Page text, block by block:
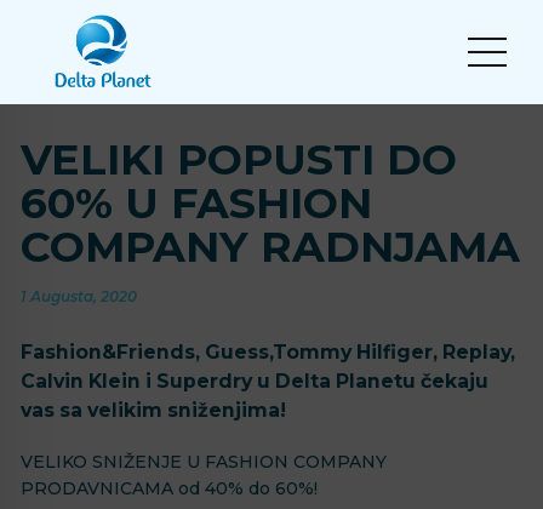
VELIKI POPUSTI DO
60% U FASHION
COMPANY RADNJAMA
1 Augusta, 2020
Fashion&Friends, Guess,Tommy Hilfiger, Replay,
Calvin Klein i Superdry u Delta Planetu čekaju
vas sa velikim sniženjima!
VELIKO SNIŽENJE U FASHION COMPANY
PRODAVNICAMA od 40% do 60%! ️